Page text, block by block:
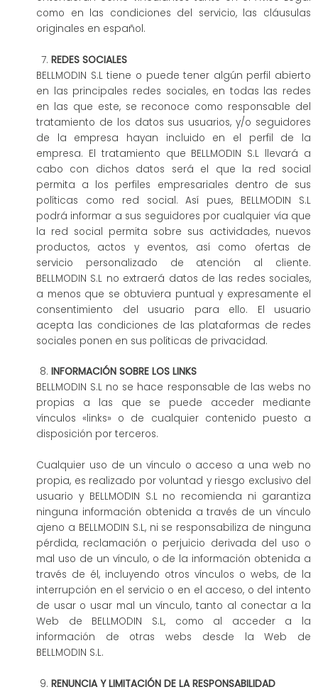
como en las condiciones del servicio, las cláusulas
originales en español.
REDES SOCIALES
BELLMODIN S.L tiene o puede tener algún perfil abierto
en las principales redes sociales, en todas las redes
en las que este, se reconoce como responsable del
tratamiento de los datos sus usuarios, y/o seguidores
de la empresa hayan incluido en el perfil de la
empresa. El tratamiento que BELLMODIN S.L llevará a
cabo con dichos datos será el que la red social
permita a los perfiles empresariales dentro de sus
políticas como red social. Así pues, BELLMODIN S.L
podrá informar a sus seguidores por cualquier vía que
la red social permita sobre sus actividades, nuevos
productos, actos y eventos, así como ofertas de
servicio personalizado de atención al cliente.
BELLMODIN S.L no extraerá datos de las redes sociales,
a menos que se obtuviera puntual y expresamente el
consentimiento del usuario para ello. El usuario
acepta las condiciones de las plataformas de redes
sociales ponen en sus políticas de privacidad.
INFORMACIÓN SOBRE LOS LINKS
BELLMODIN S.L no se hace responsable de las webs no
propias a las que se puede acceder mediante
vínculos «links» o de cualquier contenido puesto a
disposición por terceros.
Cualquier uso de un vínculo o acceso a una web no
propia, es realizado por voluntad y riesgo exclusivo del
usuario y BELLMODIN S.L no recomienda ni garantiza
ninguna información obtenida a través de un vínculo
ajeno a BELLMODIN S.L, ni se responsabiliza de ninguna
pérdida, reclamación o perjuicio derivada del uso o
mal uso de un vínculo, o de la información obtenida a
través de él, incluyendo otros vínculos o webs, de la
interrupción en el servicio o en el acceso, o del intento
de usar o usar mal un vínculo, tanto al conectar a la
Web de BELLMODIN S.L, como al acceder a la
información de otras webs desde la Web de
BELLMODIN S.L.
RENUNCIA Y LIMITACIÓN DE LA RESPONSABILIDAD